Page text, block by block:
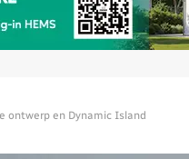
ontwerp en Dynamic Island